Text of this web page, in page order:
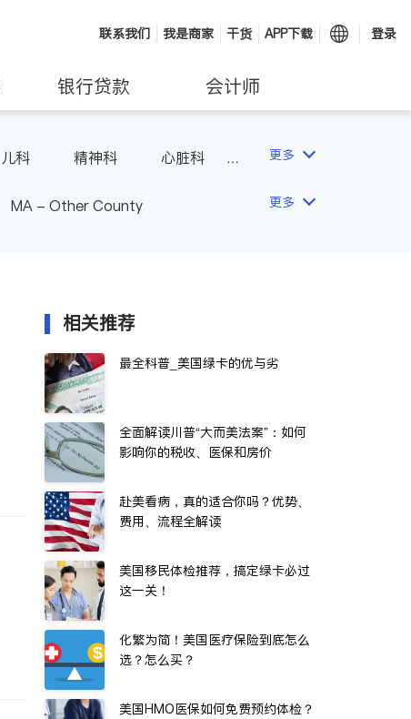
联系我们 我是商家 干货 APP下载 登录
银行贷款 会计师
儿科 精神科
心脏科
更多
MA - Other County 更多
相关推荐
最全科普_美国绿卡的优与劣
全面解读川普“大而美法案”：如何
影响你的税收、医保和房价
赴美看病，真的适合你吗？优势、
费用、流程全解读
美国移民体检推荐，搞定绿卡必过
这一关！
化繁为简！美国医疗保险到底怎么
选？怎么买？
美国HMO医保如何免费预约体检？